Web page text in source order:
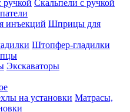
Скальпели с ручкой
Шприцы для
Штопфер-гладилки
Экскаваторы
Матрасы,